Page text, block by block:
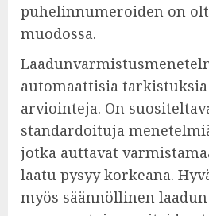
puhelinnumeroiden on
muodossa.
automaattisia
arviointeja. On
standardoituja
jotka auttavat
laatu pysyy korkeana.
myös säännöllinen